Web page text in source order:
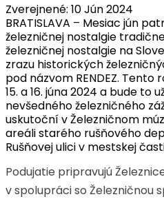
Zverejnené: 10 Jún 2024
BRATISLAVA – Mesiac jún
železničnej nostalgie
železničnej nostalgie na
zrazu historických
pod názvom RENDEZ.
15. a 16. júna 2024 a bude to
nevšedného železničného
uskutoční v Železničnom
areáli starého rušňového
Rušňovej ulici v mestskej
Podujatie pripravujú
v spolupráci so Železničnou